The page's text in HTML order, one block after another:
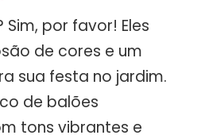
por favor! Eles
de cores e um
sua festa no jardim.
de balões
tons vibrantes e